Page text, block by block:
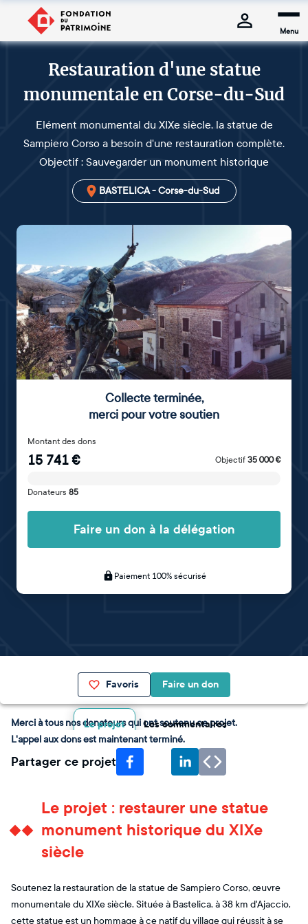
Menu
Restauration d'une statue
monumentale en Corse-du-Sud
Elément monumental du XIXe siècle, la statue de
Sampiero Corso a besoin d'une restauration complète.
Objectif : Sauvegarder un monument historique
BASTELICA - Corse-du-Sud
Collecte terminée,
merci pour votre soutien
Montant des dons
15 741€ Objectif 35 000€
Donateurs 85
Faire un don à la délégation
Paiement 100% sécurisé
Favoris Faire un don
Le projet Les commentaires
Merci à tous nos donateurs qui ont soutenu ce projet.
L'appel aux dons est maintenant terminé.
Partager ce projet
Le projet : restaurer une statue
monument historique du XIXe
siècle
Soutenez la restauration de la statue de Sampiero Corso, œuvre
monumentale du XIXe siècle. Située à Bastelica, à 38 km d'Ajaccio,
cette statue est un hommage à ce natif du village qui réussit à se